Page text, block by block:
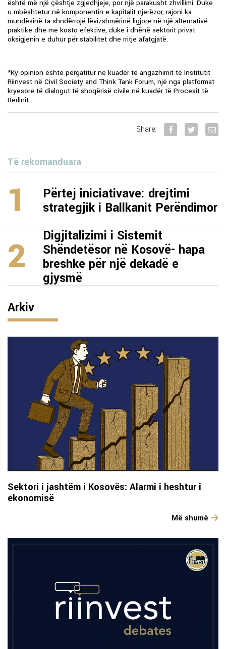
është më një çështje zgjedhjeje, por një parakusht zhvillimi. Duke
u mbështetur në komponentin e kapitalit njerëzor, rajoni ka
mundësinë ta shndërrojë lëvizshmërinë ligjore në një alternativë
praktike dhe me kosto efektive, duke i dhënë sektorit privat
oksigjenin e duhur për stabilitet dhe rritje afatgjatë.
*Ky opinion është përgatitur në kuadër të angazhimit të Institutit
Riinvest në Civil Society and Think Tank Forum, një nga platformat
kryesore të dialogut të shoqërisë civile në kuadër të Procesit të
Berlinit.
Share:
Të rekomanduara
1
Përtej iniciativave: drejtimi
strategjik i Ballkanit Perëndimor
2
Digjitalizimi i Sistemit
Shëndetësor në Kosovë- hapa
breshke për një dekadë e
gjysmë
Arkiv
Sektori i jashtëm i Kosovës: Alarmi i heshtur i
ekonomisë
Më shumë